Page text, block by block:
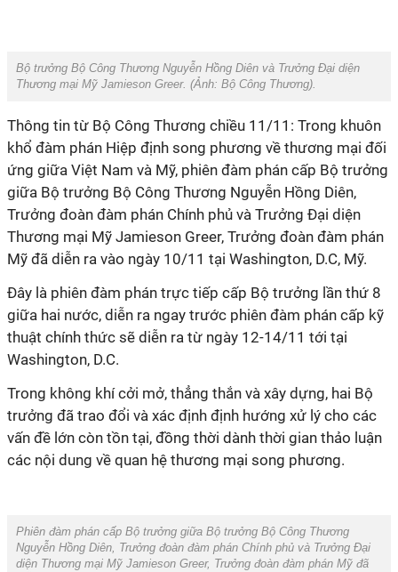
Bộ trưởng Bộ Công Thương Nguyễn Hồng Diên và Trưởng Đại diện
Thương mại Mỹ Jamieson Greer. (Ảnh: Bộ Công Thương).
Thông tin từ Bộ Công Thương chiều 11/11: Trong khuôn
khổ đàm phán Hiệp định song phương về thương mại đối
ứng giữa Việt Nam và Mỹ, phiên đàm phán cấp Bộ trưởng
giữa Bộ trưởng Bộ Công Thương Nguyễn Hồng Diên,
Trưởng đoàn đàm phán Chính phủ và Trưởng Đại diện
Thương mại Mỹ Jamieson Greer, Trưởng đoàn đàm phán
Mỹ đã diễn ra vào ngày 10/11 tại Washington, D.C, Mỹ.
Đây là phiên đàm phán trực tiếp cấp Bộ trưởng lần thứ 8
giữa hai nước, diễn ra ngay trước phiên đàm phán cấp kỹ
thuật chính thức sẽ diễn ra từ ngày 12-14/11 tới tại
Washington, D.C.
Trong không khí cởi mở, thẳng thắn và xây dựng, hai Bộ
trưởng đã trao đổi và xác định định hướng xử lý cho các
vấn đề lớn còn tồn tại, đồng thời dành thời gian thảo luận
các nội dung về quan hệ thương mại song phương.
Phiên đàm phán cấp Bộ trưởng giữa Bộ trưởng Bộ Công Thương
Nguyễn Hồng Diên, Trưởng đoàn đàm phán Chính phủ và Trưởng Đại
diện Thương mại Mỹ Jamieson Greer, Trưởng đoàn đàm phán Mỹ đã